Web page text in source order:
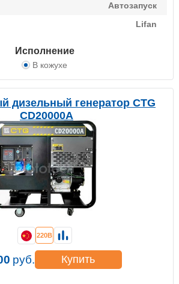
Автозапуск
Lifan
Исполнение
В кожухе
дизельный генератор CTG
CD20000A
220В
руб. Купить